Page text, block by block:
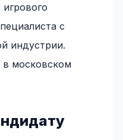
с
индустрии.
в московском